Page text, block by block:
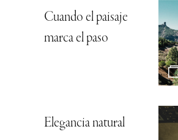
Cuando el paisaje
marca el paso
Elegancia natural